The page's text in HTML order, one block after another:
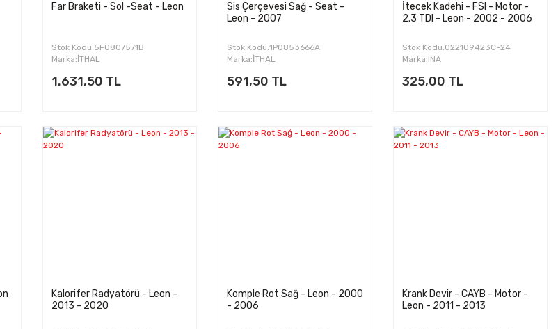
Far Braketi - Sol -Seat - Leon
Stok Kodu:5F0807571B
Marka:İTHAL
1.631,50 TL
Sis Çerçevesi Sağ - Seat -
Leon - 2007
Stok Kodu:1P0853666A
Marka:İTHAL
591,50 TL
İtecek Kadehi - FSI - Motor -
2.3 TDI - Leon - 2002 - 2006
Stok Kodu:022109423C-24
Marka:INA
325,00 TL
Kalorifer Radyatörü - Leon -
2013 - 2020
Komple Rot Sağ - Leon - 2000
- 2006
Krank Devir - CAYB - Motor -
Leon - 2011 - 2013